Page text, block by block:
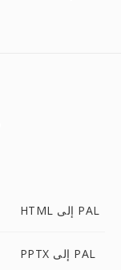
HTML إلى PAL
PPTX إلى PAL